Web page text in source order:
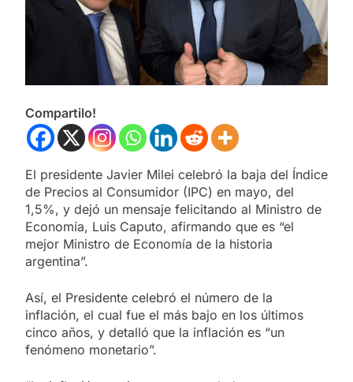
Compartilo!
El presidente Javier Milei celebró la baja del Índice
de Precios al Consumidor (IPC) en mayo, del
1,5%, y dejó un mensaje felicitando al Ministro de
Economía, Luis Caputo, afirmando que es “el
mejor Ministro de Economía de la historia
argentina”.
Así, el Presidente celebró el número de la
inflación, el cual fue el más bajo en los últimos
cinco años, y detalló que la inflación es “un
fenómeno monetario”.